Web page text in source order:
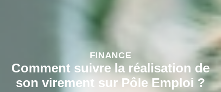
FINANCE
Comment suivre la réalisation de
son virement sur Pôle Emploi ?